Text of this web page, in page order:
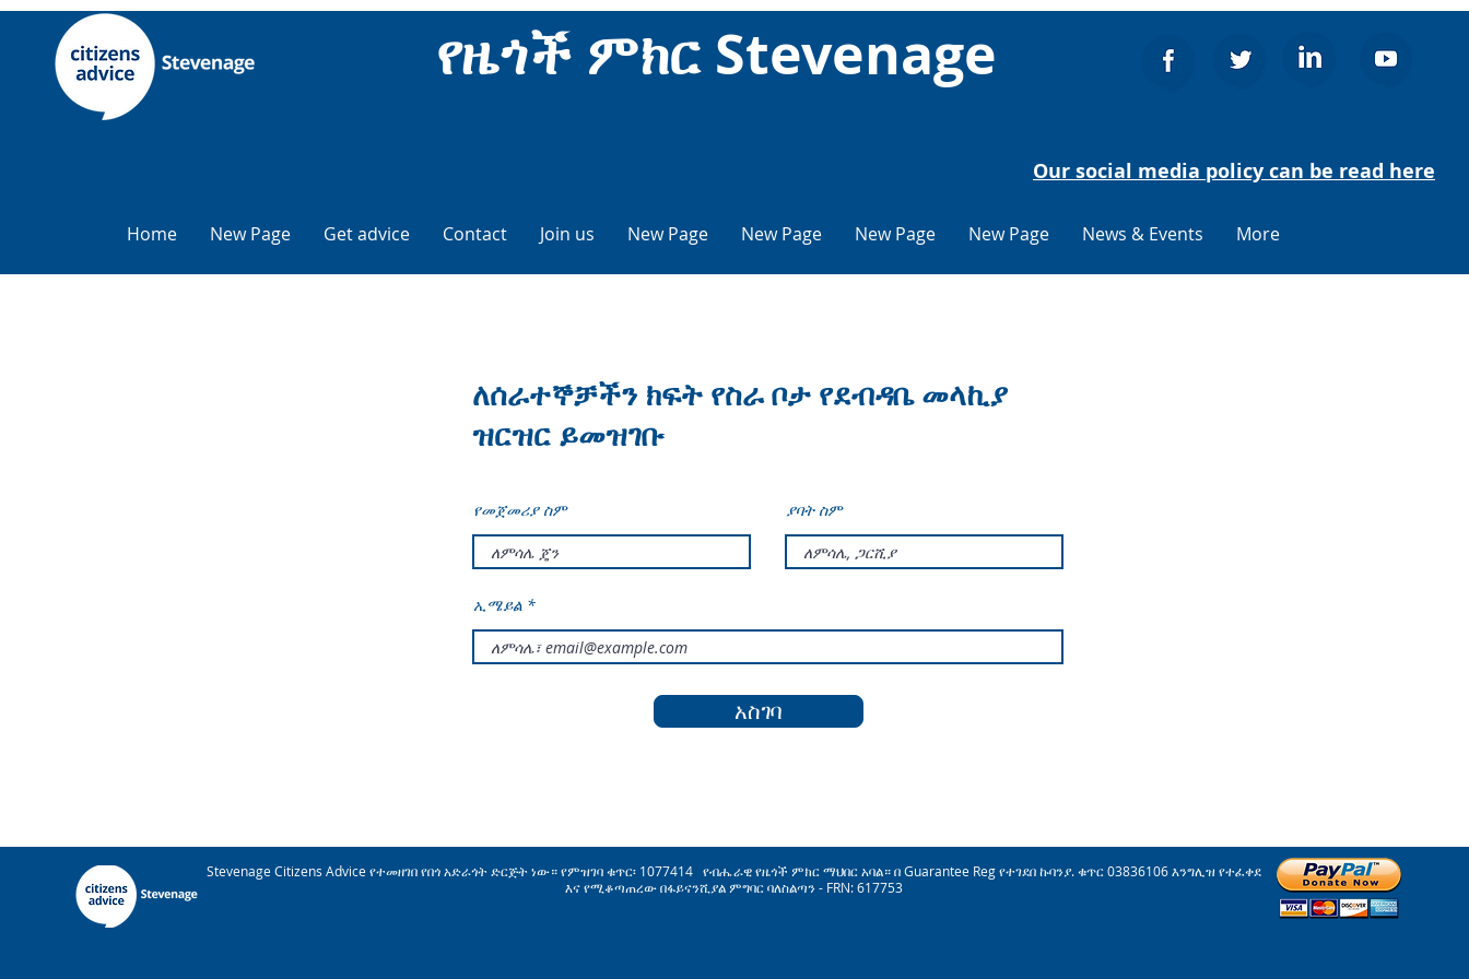
የዜጎች ምክር Stevenage
Our social media policy can be read here
Home New Page Get advice Contact Join us New Page New Page New Page New Page News & Events More
ለሰራተኞቻችን ክፍት የስራ ቦታ የደብዳቤ መላኪያ
ዝርዝር ይመዝገቡ
የመጀመሪያ ስም ያባት ስም
ኢሜይል
አስገባ
Stevenage Citizens Advice የተመዘገበ የበጎ አድራጎት ድርጅት ነው። የምዝገባ ቁጥር፡ 1077414 የብሔራዊ የዜጎች ምክር ማህበር አባል። በ Guarantee Reg የተገደበ ኩባንያ. ቁጥር 03836106 እንግሊዝ የተፈቀደ
እና የሚቆጣጠረው በፋይናንሺያል ምግባር ባለስልጣን - FRN: 617753